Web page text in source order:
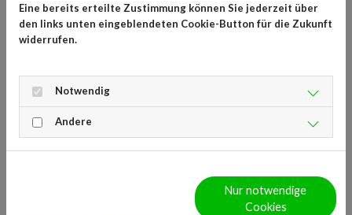
zum Schlafen
Doxylamin, sind bereits seit Jahrzehnten auf dem Markt.
Ihr markantestes Merkmal ist, dass sie die sogenannte
im zentralen Nervensystem. Dort besetzen sie
stark sedierende Wirkung.Während
Eine bereits erteilte Zustimmung können Sie jederzeit über
den links unten eingeblendeten Cookie-Button für die Zukunft
widerrufen.
Notwendig
Andere
Nur notwendige
Cookies